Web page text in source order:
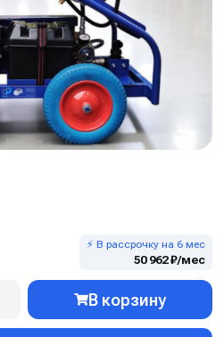
⚡ В рассрочку на 6 мес
50 962 ₽/мес
В корзину